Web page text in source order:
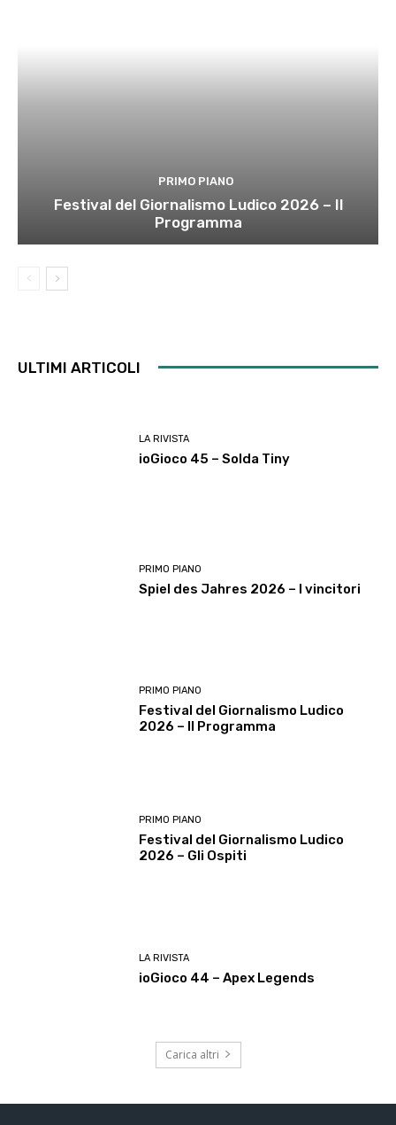
PRIMO PIANO
Festival del Giornalismo Ludico 2026 – Il
Programma
ULTIMI ARTICOLI
LA RIVISTA
ioGioco 45 – Solda Tiny
PRIMO PIANO
Spiel des Jahres 2026 – I vincitori
PRIMO PIANO
Festival del Giornalismo Ludico
2026 – Il Programma
PRIMO PIANO
Festival del Giornalismo Ludico
2026 – Gli Ospiti
LA RIVISTA
ioGioco 44 – Apex Legends
Carica altri